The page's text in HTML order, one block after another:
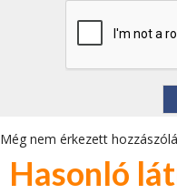
Még nem érkezett
Hasonló